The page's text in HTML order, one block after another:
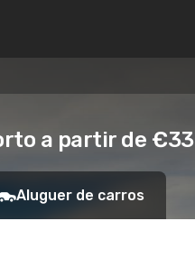
a partir de €33
Aluguer de carros